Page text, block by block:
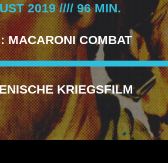
2019 //// 96 MIN.
MACARONI COMBAT
KRIEGSFILM